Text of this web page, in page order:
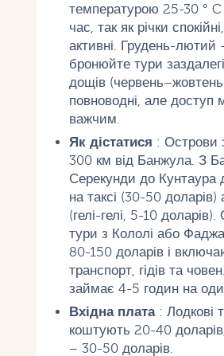
температурою 25-30 °
час, так як річки
активні. Грудень-лютий
бронюйте тури
дощів
повноводні, але доступ
важчим.
Як дістатися : Острови
300 км від Банжула. З
Серекунди до Кунтаура
на таксі (30-50 доларів)
(гелі-гелі, 5-10 доларів).
тури з Кололі або
80-150 доларів і
транспорт, гідів та
займає 4-5 годин на
Вхідна плата: Лодкові
коштують 20-40 доларів,
– 30-50 доларів.